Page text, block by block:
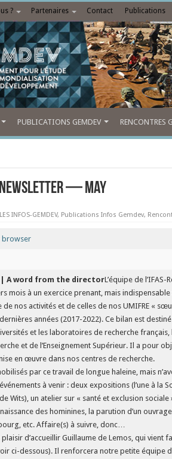
? Partenaires Contact Publications
PUBLICATIONS GEMDEV RENCONTRES
Newsletter — May
LES INFOS-GEMDEV, Publications Infos Gemdev,
browser
A word from the directorL’équipe de
mois à un exercice prenant, mais
de nos activités et de celles de nos UMIFRE «
années (2017-2022). Ce bilan est
et les laboratoires de recherche français,
et de l’Enseignement Supérieur. Il a pour
en œuvre dans nos centres de recherche.
par ce travail de longue haleine, mais
à venir : deux expositions (l’une à la
Wits), un atelier sur « santé et exclusion sociale
des hominines, la parution d’un
etc. Affaire(s) à suivre, donc…
plaisir d’accueillir Guillaume de Lemos, qui vient
ci-dessous). Il renforcera notre petite équipe